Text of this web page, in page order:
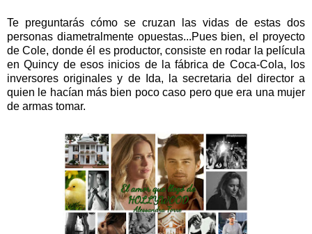
Te preguntarás cómo se cruzan las vidas de estas dos
personas diametralmente opuestas...Pues bien, el proyecto
de Cole, donde él es productor, consiste en rodar la película
en Quincy de esos inicios de la fábrica de Coca-Cola, los
inversores originales y de Ida, la secretaria del director a
quien le hacían más bien poco caso pero que era una mujer
de armas tomar.